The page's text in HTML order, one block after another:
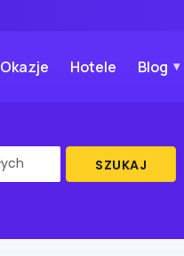
Okazje Hotele Blog
SZUKAJ